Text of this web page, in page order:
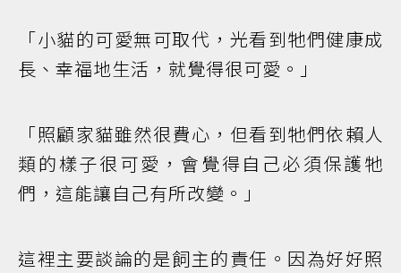
「小貓的可愛無可取代，光看到牠們健康成
長、幸福地生活，就覺得很可愛。」
「照顧家貓雖然很費心，但看到牠們依賴人
類的樣子很可愛，會覺得自己必須保護牠
們，這能讓自己有所改變。」
這裡主要談論的是飼主的責任。因為好好照